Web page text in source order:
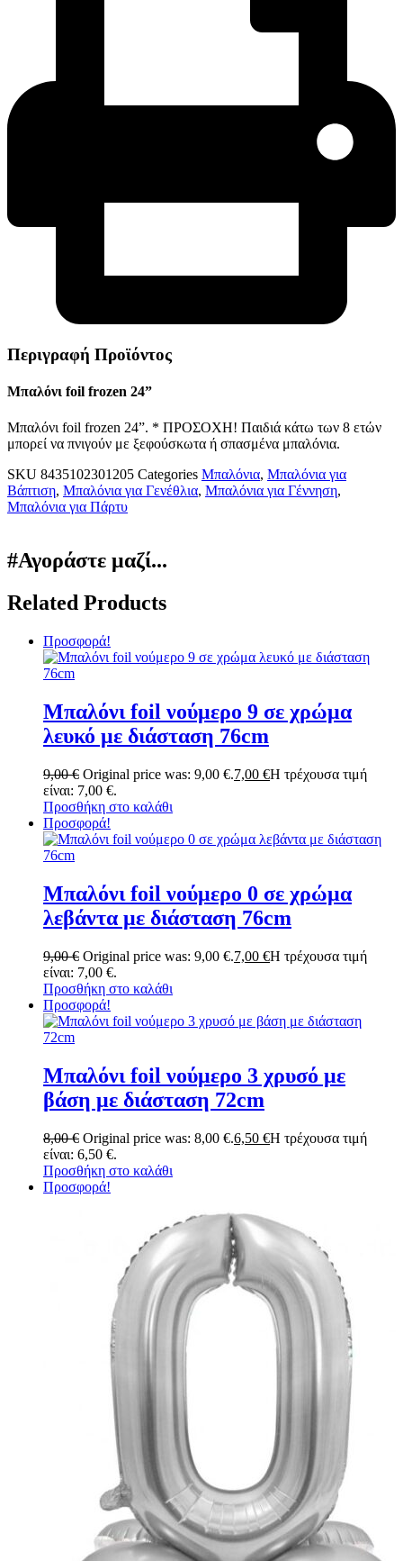
Περιγραφή Προϊόντος
Μπαλόνι foil frozen 24”
Μπαλόνι foil frozen 24”. * ΠΡΟΣΟΧΗ! Παιδιά κάτω των 8 ετών
μπορεί να πνιγούν με ξεφούσκωτα ή σπασμένα μπαλόνια.
SKU 8435102301205 Categories Μπαλόνια, Μπαλόνια για
Βάπτιση, Μπαλόνια για Γενέθλια, Μπαλόνια για Γέννηση,
Μπαλόνια για Πάρτυ
#Αγοράστε μαζί...
Related Products
Προσφορά!
Μπαλόνι foil νούμερο 9 σε χρώμα
λευκό με διάσταση 76cm
9,00€ Original price was: 9,00 €.7,00 €Η τρέχουσα τιμή
είναι: 7,00 €.
Προσθήκη στο καλάθι
Προσφορά!
Μπαλόνι foil νούμερο 0 σε χρώμα
λεβάντα με διάσταση 76cm
9,00€ Original price was: 9,00 €.7,00 €Η τρέχουσα τιμή
είναι: 7,00 €.
Προσθήκη στο καλάθι
Προσφορά!
Μπαλόνι foil νούμερο 3 χρυσό με
βάση με διάσταση 72cm
8,00€ Original price was: 8,00 €.6,50 €Η τρέχουσα τιμή
είναι: 6,50 €.
Προσθήκη στο καλάθι
Προσφορά!